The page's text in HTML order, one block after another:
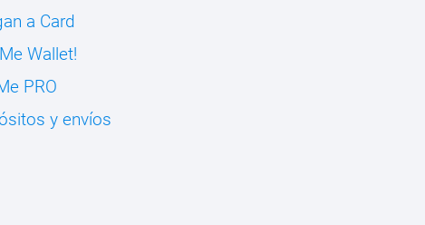
a Card
Wallet!
PRO
y envíos